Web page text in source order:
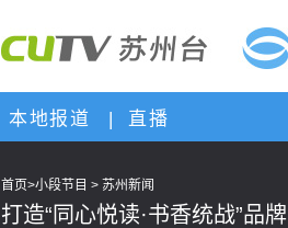
本地报道 | 直播
首页>小段节目 > 苏州新闻
打造“同心悦读·书香统战”品牌